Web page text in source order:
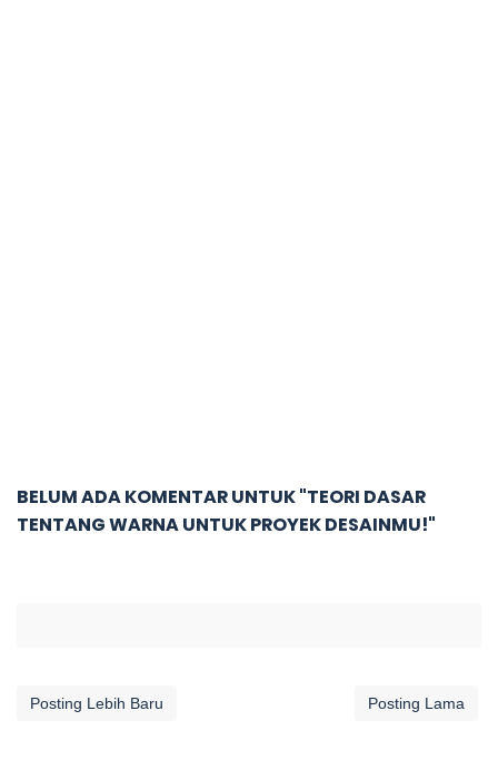
BELUM ADA KOMENTAR UNTUK "TEORI DASAR
TENTANG WARNA UNTUK PROYEK DESAINMU!"
Posting Lebih Baru Posting Lama